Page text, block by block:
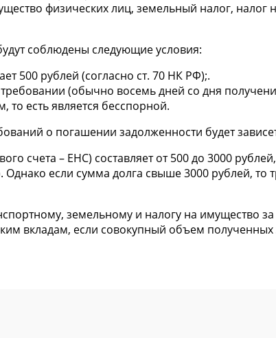
физических лиц, земельный налог,
соблюдены следующие условия:
500 рублей (согласно ст. 70 НК РФ);.
(обычно восемь дней со дня
то есть является бесспорной.
о погашении задолженности будет
счета – ЕНС) составляет от 500 до 3000
если сумма долга свыше 3000 рублей, то
земельному и налогу на имущество
вкладам, если совокупный объем